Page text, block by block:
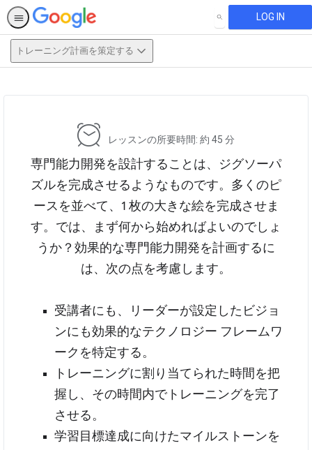
SEARCH LOG IN
トレーニング計画を策定する
レッスンの所要時間: 約 45 分
専門能力開発を設計することは、ジグソーパ
ズルを完成させるようなものです。多くのピ
ースを並べて、1 枚の大きな絵を完成させま
す。では、まず何から始めればよいのでしょ
うか？効果的な専門能力開発を計画するに
は、次の点を考慮します。
受講者にも、リーダーが設定したビジョ
ンにも効果的なテクノロジー フレームワ
ークを特定する。
トレーニングに割り当てられた時間を把
握し、その時間内でトレーニングを完了
させる。
学習目標達成に向けたマイルストーンを